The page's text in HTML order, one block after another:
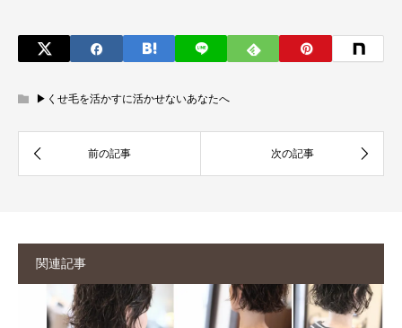
▶︎くせ毛を活かすに活かせないあなたへ
関連記事